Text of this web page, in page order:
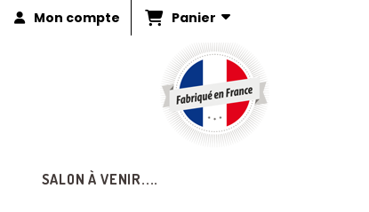
Mon compte Panier
SALON À VENIR....